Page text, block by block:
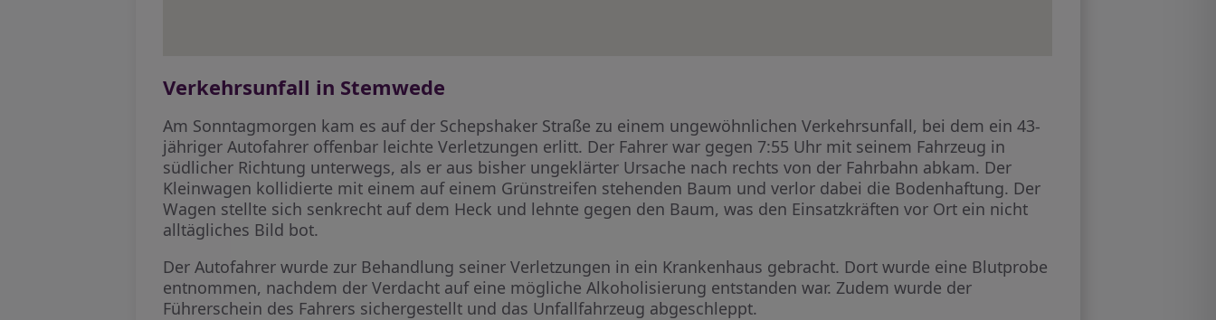
Verkehrsunfall in Stemwede
Am Sonntagmorgen kam es auf der Schepshaker Straße zu einem ungewöhnlichen Verkehrsunfall, bei dem ein 43-
jähriger Autofahrer offenbar leichte Verletzungen erlitt. Der Fahrer war gegen 7:55 Uhr mit seinem Fahrzeug in
südlicher Richtung unterwegs, als er aus bisher ungeklärter Ursache nach rechts von der Fahrbahn abkam. Der
Kleinwagen kollidierte mit einem auf einem Grünstreifen stehenden Baum und verlor dabei die Bodenhaftung. Der
Wagen stellte sich senkrecht auf dem Heck und lehnte gegen den Baum, was den Einsatzkräften vor Ort ein nicht
alltägliches Bild bot.
Der Autofahrer wurde zur Behandlung seiner Verletzungen in ein Krankenhaus gebracht. Dort wurde eine Blutprobe
entnommen, nachdem der Verdacht auf eine mögliche Alkoholisierung entstanden war. Zudem wurde der
Führerschein des Fahrers sichergestellt und das Unfallfahrzeug abgeschleppt.